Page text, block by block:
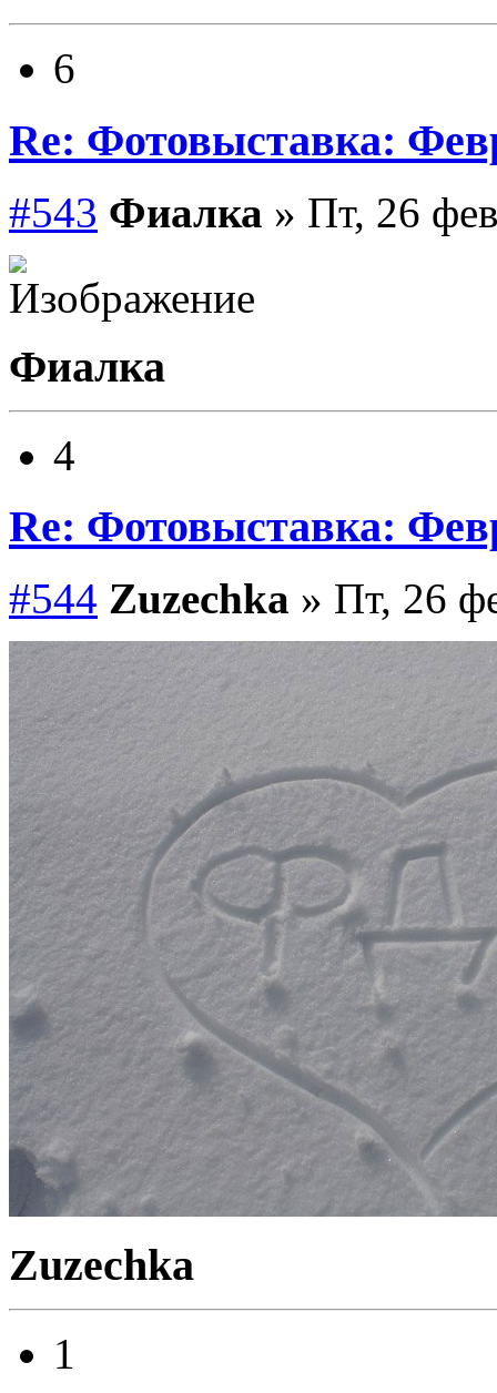
6
Re: Фотовыставка:
#543 Фиалка » Пт, 26
Фиалка
4
Re: Фотовыставка:
#544 Zuzechka » Пт, 26
Zuzechka
1